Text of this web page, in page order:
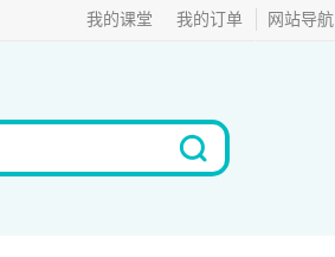
我的课堂 我的订单 网站导航